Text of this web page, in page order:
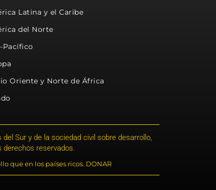
Latina y el Caribe
del Norte
Pacífico
Oriente y Norte de África
Sur y de la sociedad civil sobre desarrollo,
derechos reservados.
que en los países ricos. DONAR